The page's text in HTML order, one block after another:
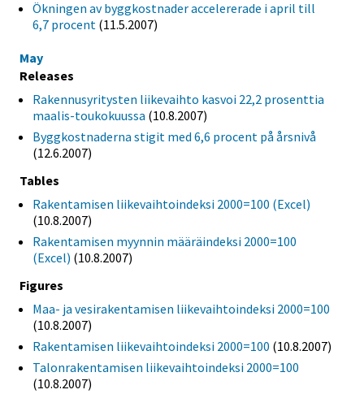
Ökningen av byggkostnader accelererade i april till
6,7 procent (11.5.2007)
May
Releases
Rakennusyritysten liikevaihto kasvoi 22,2 prosenttia
maalis-toukokuussa (10.8.2007)
Byggkostnaderna stigit med 6,6 procent på årsnivå
(12.6.2007)
Tables
Rakentamisen liikevaihtoindeksi 2000=100 (Excel)
(10.8.2007)
Rakentamisen myynnin määräindeksi 2000=100
(Excel) (10.8.2007)
Figures
Maa- ja vesirakentamisen liikevaihtoindeksi 2000=100
(10.8.2007)
Rakentamisen liikevaihtoindeksi 2000=100 (10.8.2007)
Talonrakentamisen liikevaihtoindeksi 2000=100
(10.8.2007)